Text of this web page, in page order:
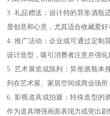
3. 礼品赠送：设计特的异形酒瓶
显创意和心意，尤其适合收藏爱好
4. 推广活动：企业或可通过定制
设计造型，吸引消费者注意并强化
5. 艺术展览或陈列：异形酒瓶本
列在艺术展、家居空间或商业场所
6. 影视道具或拍摄：特殊造型的
作为道具增强画面表现力或突出剧